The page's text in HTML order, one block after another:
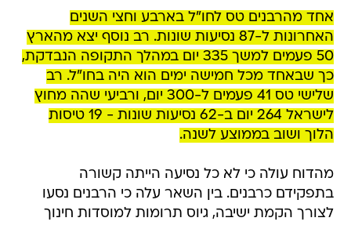
אחד מהרבנים טס לחו"ל בארבע וחצי השנים
האחרונות ל-87 נסיעות שונות. רב נוסף יצא מהארץ
50 פעמים למשך 335 יום במהלך התקופה הנבדקת,
כך שבאחד מכל חמישה ימים הוא היה בחו"ל. רב
שלישי טס 41 פעמים ל-300 יום, ורביעי שהה מחוץ
לישראל 264 יום ב-62 נסיעות שונות - 19 טיסות
הלוך ושוב בממוצע לשנה.
מהדוח עולה כי לא כל נסיעה הייתה קשורה
בתפקידם כרבנים. בין השאר עלה כי הרבנים נסעו
לצורך הקמת ישיבה, גיוס תרומות למוסדות חינוך